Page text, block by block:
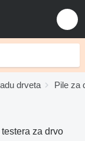
drveta Pile za
za drvo